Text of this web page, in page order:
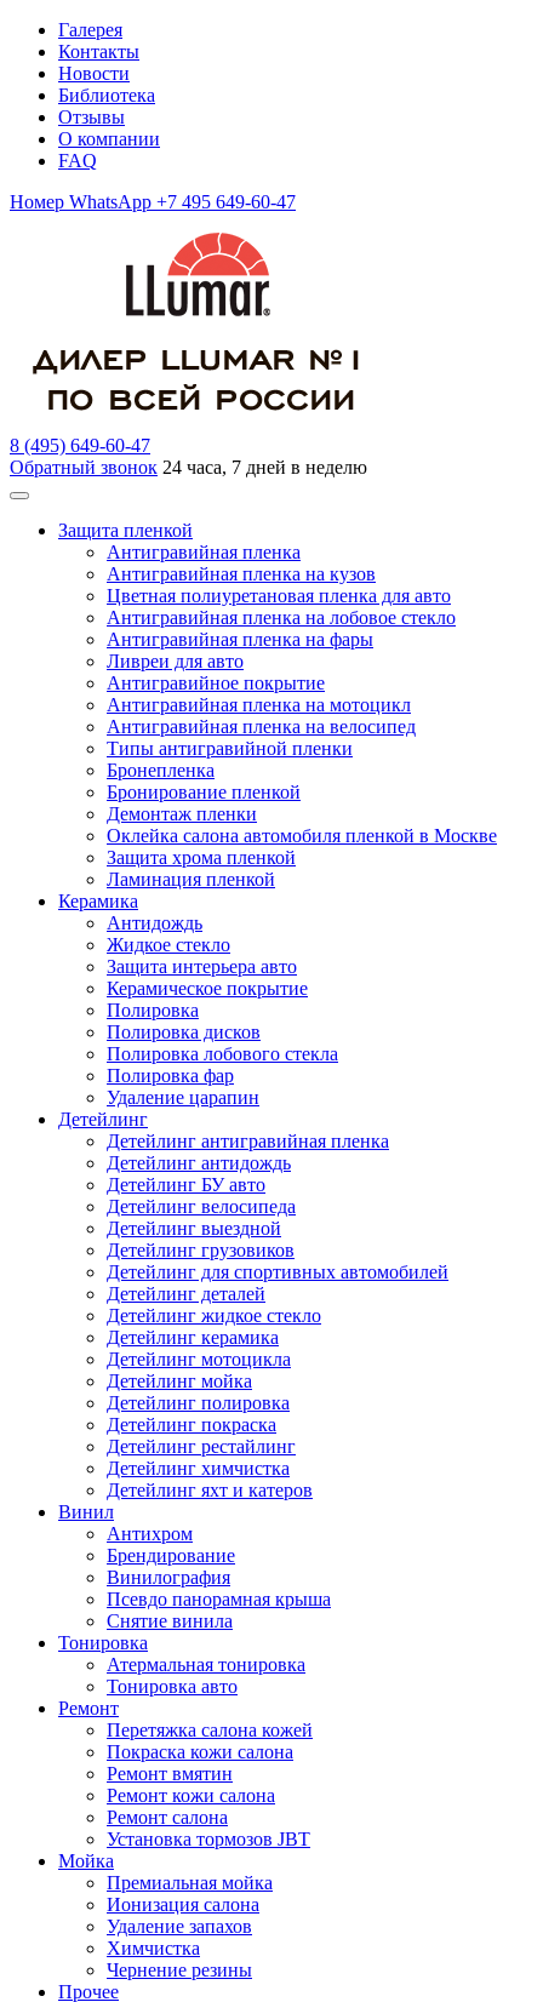
Галерея
Контакты
Новости
Библиотека
Отзывы
О компании
FAQ
Номер WhatsApp +7 495 649-60-47
8 (495) 649-60-47
Обратный звонок 24 часа, 7 дней в неделю
Защита пленкой
Антигравийная пленка
Антигравийная пленка на кузов
Цветная полиуретановая пленка для авто
Антигравийная пленка на лобовое стекло
Антигравийная пленка на фары
Ливреи для авто
Антигравийное покрытие
Антигравийная пленка на мотоцикл
Антигравийная пленка на велосипед
Типы антигравийной пленки
Бронепленка
Бронирование пленкой
Демонтаж пленки
Оклейка салона автомобиля пленкой в Москве
Защита хрома пленкой
Ламинация пленкой
Керамика
Антидождь
Жидкое стекло
Защита интерьера авто
Керамическое покрытие
Полировка
Полировка дисков
Полировка лобового стекла
Полировка фар
Удаление царапин
Детейлинг
Детейлинг антигравийная пленка
Детейлинг антидождь
Детейлинг БУ авто
Детейлинг велосипеда
Детейлинг выездной
Детейлинг грузовиков
Детейлинг для спортивных автомобилей
Детейлинг деталей
Детейлинг жидкое стекло
Детейлинг керамика
Детейлинг мотоцикла
Детейлинг мойка
Детейлинг полировка
Детейлинг покраска
Детейлинг рестайлинг
Детейлинг химчистка
Детейлинг яхт и катеров
Винил
Антихром
Брендирование
Винилография
Псевдо панорамная крыша
Снятие винила
Тонировка
Атермальная тонировка
Тонировка авто
Ремонт
Перетяжка салона кожей
Покраска кожи салона
Ремонт вмятин
Ремонт кожи салона
Ремонт салона
Установка тормозов JBT
Мойка
Премиальная мойка
Ионизация салона
Удаление запахов
Химчистка
Чернение резины
Прочее